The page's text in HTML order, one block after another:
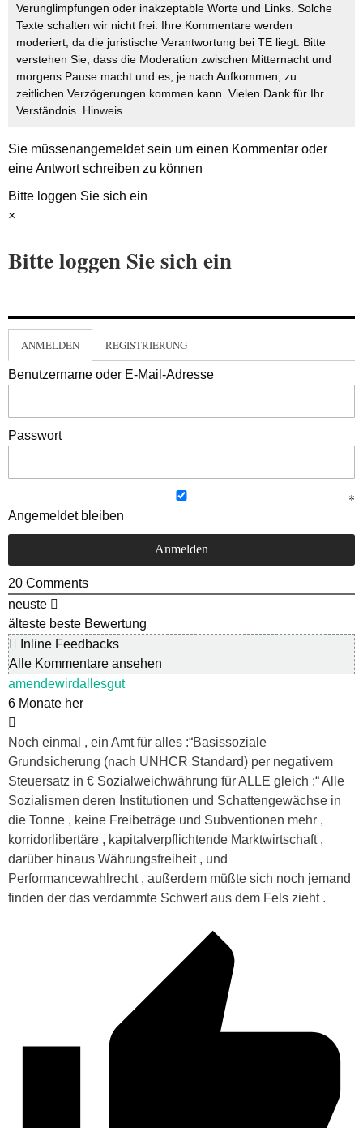
Verunglimpfungen oder inakzeptable Worte und Links. Solche
Texte schalten wir nicht frei. Ihre Kommentare werden
moderiert, da die juristische Verantwortung bei TE liegt. Bitte
verstehen Sie, dass die Moderation zwischen Mitternacht und
morgens Pause macht und es, je nach Aufkommen, zu
zeitlichen Verzögerungen kommen kann. Vielen Dank für Ihr
Verständnis. Hinweis
Sie müssenangemeldetsein um einen Kommentar oder
eine Antwort schreiben zu können
Bitte loggen Sie sich ein
×
Bitte loggen Sie sich ein
ANMELDEN REGISTRIERUNG
Benutzername oder E-Mail-Adresse
Passwort
Angemeldet bleiben
20 Comments
neuste
älteste beste Bewertung
Inline Feedbacks
Alle Kommentare ansehen
amendewirdallesgut
6 Monate her
Noch einmal , ein Amt für alles :“Basissoziale
Grundsicherung (nach UNHCR Standard) per negativem
Steuersatz in € Sozialweichwährung für ALLE gleich :“ Alle
Sozialismen deren Institutionen und Schattengewächse in
die Tonne , keine Freibeträge und Subventionen mehr ,
korridorlibertäre , kapitalverpflichtende Marktwirtschaft ,
darüber hinaus Währungsfreiheit , und
Performancewahlrecht , außerdem müßte sich noch jemand
finden der das verdammte Schwert aus dem Fels zieht .